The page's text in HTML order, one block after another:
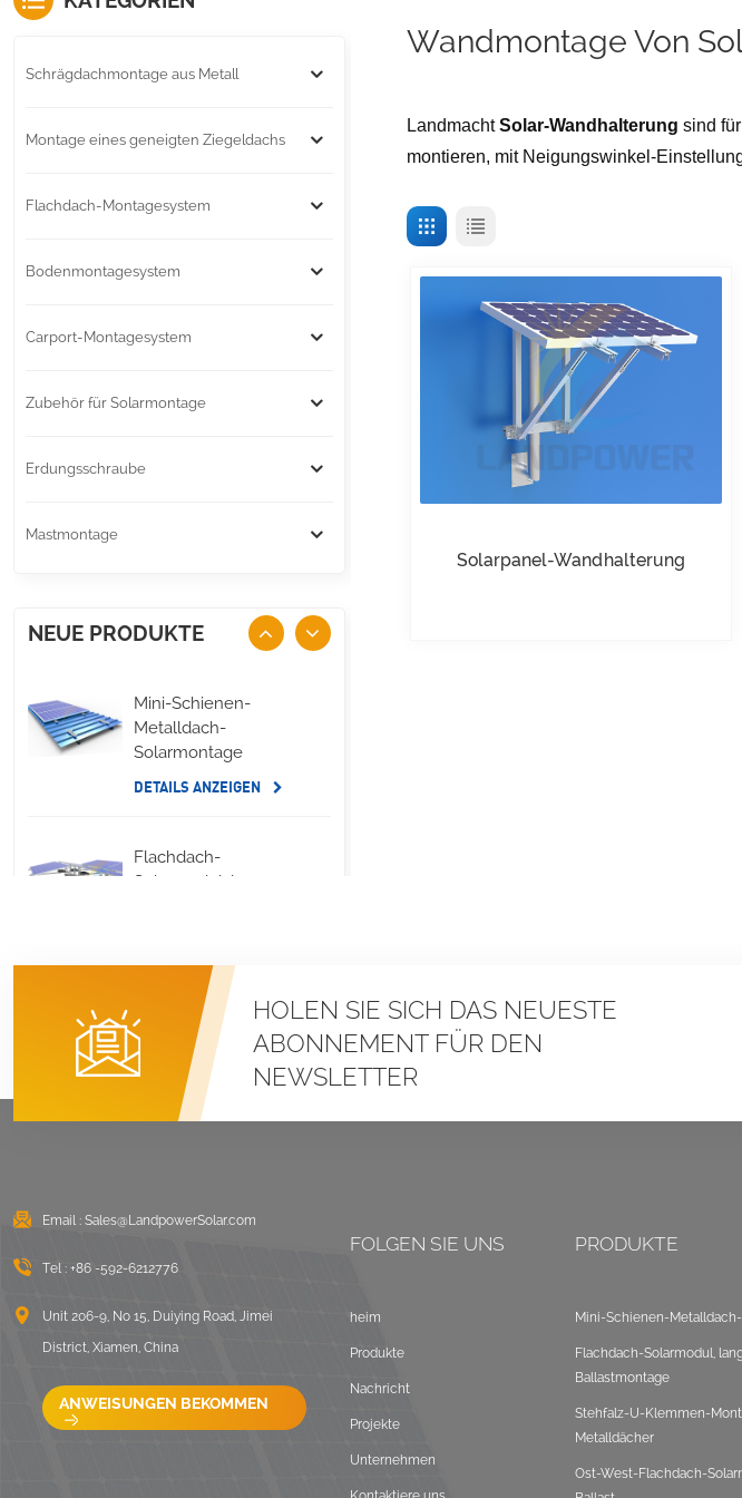
Wandmontage Von
LandmachtSolar-Wandhalterung sind
montieren, mit Neigungswinkel-
Solarpanel-Wandhalterung
Schrägdachmontage aus Metall
Montage eines geneigten Ziegeldachs
Flachdach-Montagesystem
Bodenmontagesystem
Carport-Montagesystem
Zubehör für Solarmontage
Erdungsschraube
Mastmontage
NEUE PRODUKTE
Mini-Schienen-
Metalldach-
Solarmontage
DETAILS ANZEIGEN
Flachdach-
Solarmodul, lange
Stehfalz-U-Klemmen-
Montagesysteme für
Metalldächer
DETAILS ANZEIGEN
Ballast
LongRail-
Montagesysteme für
DETAILS ANZEIGEN
HOLEN SIE SICH DAS NEUESTE
ABONNEMENT FÜR DEN
NEWSLETTER
Email : Sales@LandpowerSolar.com
Tel : +86 -592-6212776
Unit 206-9, No 15, Duiying Road, Jimei
District, Xiamen, China
ANWEISUNGEN BEKOMMEN
FOLGEN SIE UNS
heim
Produkte
Nachricht
Projekte
Unternehmen
PRODUKTE
Mini-Schienen-
Flachdach-Solarmodul,
Ballastmontage
Stehfalz-U-Klemmen-
Metalldächer
Ost-West-Flachdach-